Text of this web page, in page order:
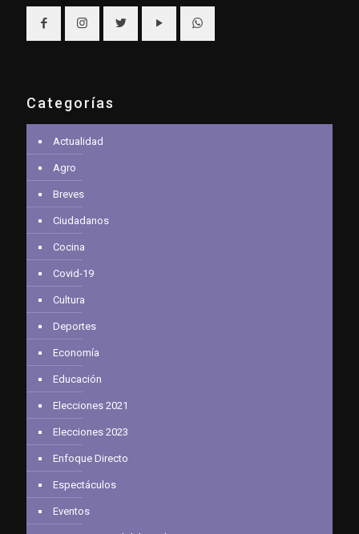
Categorías
Actualidad
Agro
Breves
Ciudadanos
Cocina
Covid-19
Cultura
Deportes
Economía
Educación
Elecciones 2021
Elecciones 2023
Enfoque Directo
Espectáculos
Eventos